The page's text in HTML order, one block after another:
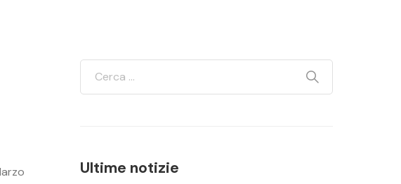
Ultime notizie